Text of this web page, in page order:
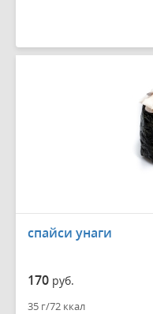
спайси унаги
170 руб.
35 г/72 ккал